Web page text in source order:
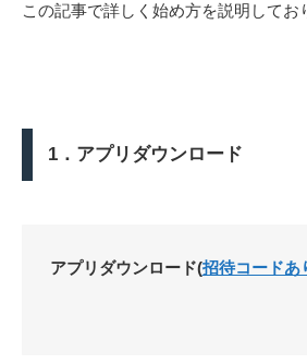
この記事で詳しく始め方を説明してお
1．アプリダウンロード
アプリダウンロード(招待コードあ